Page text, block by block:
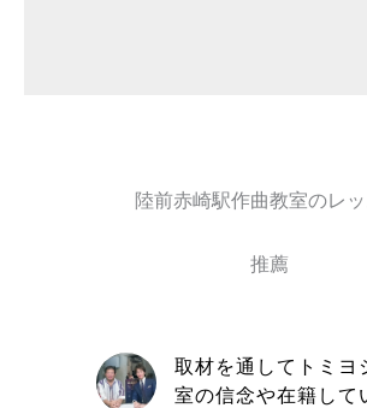
陸前赤崎駅作曲教室のレ
推薦
取材を通してトミヨ
室の信念や在籍して